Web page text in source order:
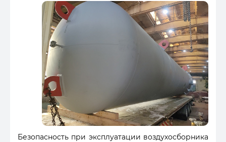
Безопасность при эксплуатации воздухосборника